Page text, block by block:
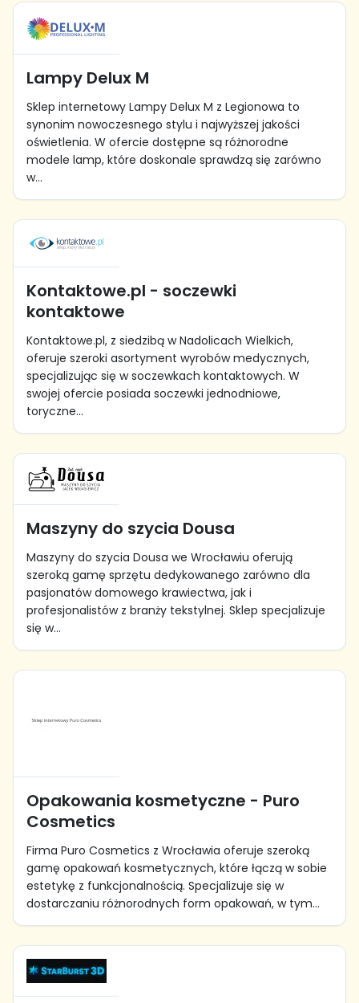
Lampy Delux M
Sklep internetowy Lampy Delux M z Legionowa to
synonim nowoczesnego stylu i najwyższej jakości
oświetlenia. W ofercie dostępne są różnorodne
modele lamp, które doskonale sprawdzą się zarówno
w...
Kontaktowe.pl - soczewki
kontaktowe
Kontaktowe.pl, z siedzibą w Nadolicach Wielkich,
oferuje szeroki asortyment wyrobów medycznych,
specjalizując się w soczewkach kontaktowych. W
swojej ofercie posiada soczewki jednodniowe,
toryczne...
Maszyny do szycia Dousa
Maszyny do szycia Dousa we Wrocławiu oferują
szeroką gamę sprzętu dedykowanego zarówno dla
pasjonatów domowego krawiectwa, jak i
profesjonalistów z branży tekstylnej. Sklep specjalizuje
się w...
Opakowania kosmetyczne - Puro
Cosmetics
Firma Puro Cosmetics z Wrocławia oferuje szeroką
gamę opakowań kosmetycznych, które łączą w sobie
estetykę z funkcjonalnością. Specjalizuje się w
dostarczaniu różnorodnych form opakowań, w tym...